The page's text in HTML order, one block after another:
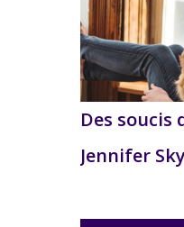
Des soucis
Jennifer